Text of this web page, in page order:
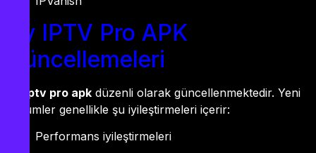
By IPTV Pro APK
Güncellemeleri
By iptv pro apk düzenli olarak güncellenmektedir. Yeni
sürümler genellikle şu iyileştirmeleri içerir:
Performans iyileştirmeleri